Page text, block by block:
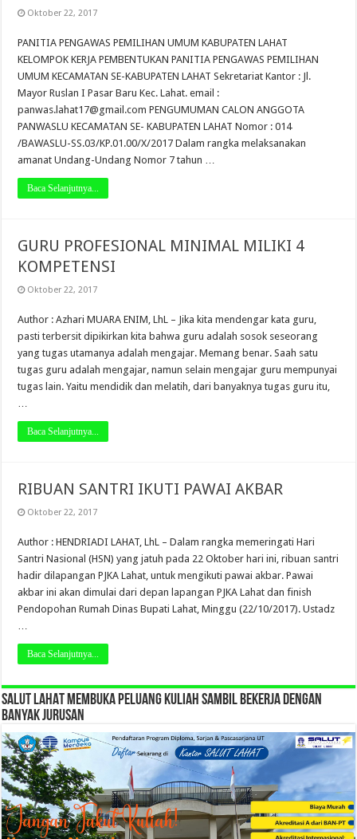
Oktober 22, 2017
PANITIA PENGAWAS PEMILIHAN UMUM KABUPATEN LAHAT
KELOMPOK KERJA PEMBENTUKAN PANITIA PENGAWAS PEMILIHAN
UMUM KECAMATAN SE-KABUPATEN LAHAT Sekretariat Kantor : Jl.
Mayor Ruslan I Pasar Baru Kec. Lahat. email :
panwas.lahat17@gmail.com PENGUMUMAN CALON ANGGOTA
PANWASLU KECAMATAN SE- KABUPATEN LAHAT Nomor : 014
/BAWASLU-SS.03/KP.01.00/X/2017 Dalam rangka melaksanakan
amanat Undang-Undang Nomor 7 tahun …
Baca Selanjutnya...
GURU PROFESIONAL MINIMAL MILIKI 4
KOMPETENSI
Oktober 22, 2017
Author : Azhari MUARA ENIM, LhL – Jika kita mendengar kata guru,
pasti terbersit dipikirkan kita bahwa guru adalah sosok seseorang
yang tugas utamanya adalah mengajar. Memang benar. Saah satu
tugas guru adalah mengajar, namun selain mengajar guru mempunyai
tugas lain. Yaitu mendidik dan melatih, dari banyaknya tugas guru itu,
Baca Selanjutnya...
RIBUAN SANTRI IKUTI PAWAI AKBAR
Oktober 22, 2017
Author : HENDRIADI LAHAT, LhL – Dalam rangka memeringati Hari
Santri Nasional (HSN) yang jatuh pada 22 Oktober hari ini, ribuan santri
hadir dilapangan PJKA Lahat, untuk mengikuti pawai akbar. Pawai
akbar ini akan dimulai dari depan lapangan PJKA Lahat dan finish
Pendopohan Rumah Dinas Bupati Lahat, Minggu (22/10/2017). Ustadz
Baca Selanjutnya...
SALUT LAHAT MEMBUKA PELUANG KULIAH SAMBIL BEKERJA DENGAN
BANYAK JURUSAN